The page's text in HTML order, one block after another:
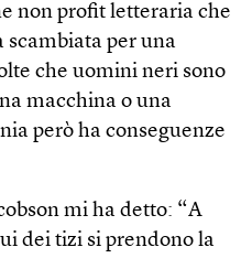
non profit letteraria che
scambiata per una
che uomini neri sono
macchina o una
però ha conseguenze
mi ha detto: “A
dei tizi si prendono la